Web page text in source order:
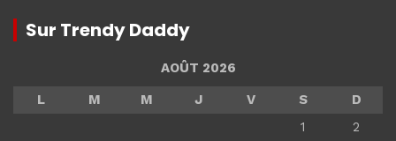
Sur Trendy Daddy
AOÛT 2026
L
M M J V S
D
1
2